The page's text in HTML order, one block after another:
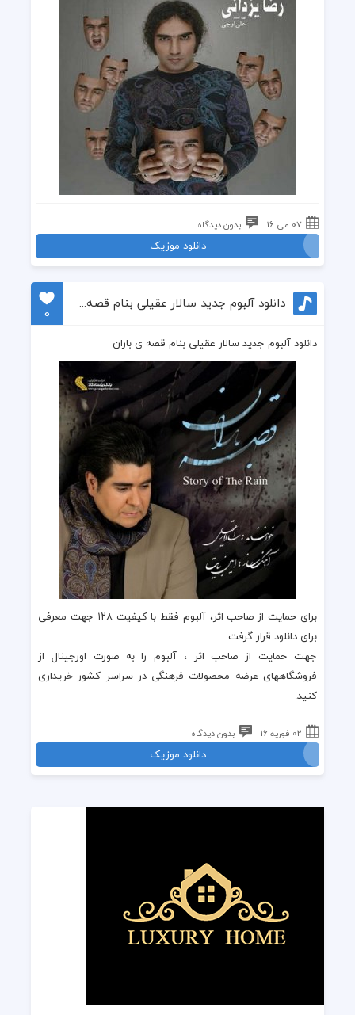
07 می 16 بدون دیدگاه
دانلود موزیک
دانلود آلبوم جدید سالار عقیلی بنام قصه ی باران
0
دانلود آلبوم جدید سالار عقیلی بنام قصه ی باران
برای حمایت از صاحب اثر، آلبوم فقط با کیفیت ۱۲۸ جهت معرفی
برای دانلود قرار گرفت.
جهت حمایت از صاحب اثر ، آلبوم را به صورت اورجینال از
فروشگاههای عرضه محصولات فرهنگی در سراسر کشور خریداری
کنید.
02 فوریه 16 بدون دیدگاه
دانلود موزیک